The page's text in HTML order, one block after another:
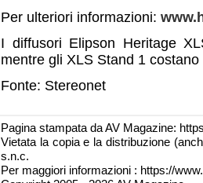
Per ulteriori informazioni:
I diffusori Elipson Heritage
mentre gli XLS Stand 1 costano
Fonte: Stereonet
Pagina stampata da AV Magazine:
Vietata la copia e la distribuzione
s.n.c.
Per maggiori informazioni : https://